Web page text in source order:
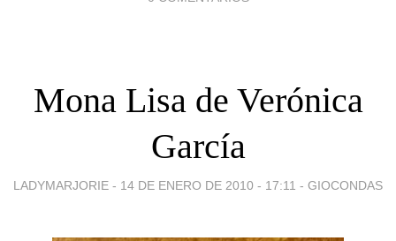
Mona Lisa de Verónica
García
LADYMARJORIE - 14 DE ENERO DE 2010 - 17:11 - GIOCONDAS